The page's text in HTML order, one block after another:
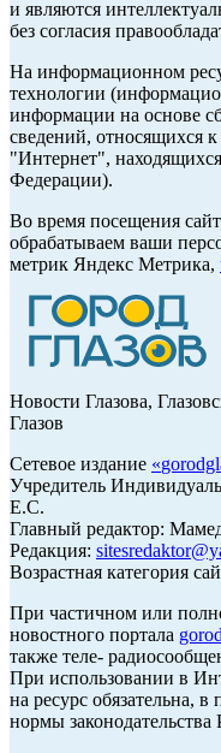
и являются
без согласия
На информационном
технологии
информации на основе
сведений, относящихся
"Интернет",
Федерации).
Во время посещения
обрабатываем ваши
метрик Яндекс Метрика,
Новости Глазова,
Глазов
Сетевое издание «
Учредитель
Е.С.
Главный редактор:
Редакция:
Возрастная категория
При частичном или
новостного портала
также теле-
При использовании в
на ресурс обязательна,
нормы